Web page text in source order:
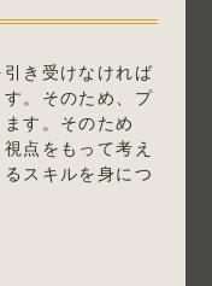
き受けなければ
。そのため、プ
す。そのため
点をもって考え
スキルを身につ